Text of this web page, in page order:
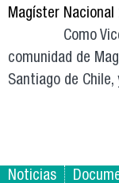
Magíster Nacional
Como
comunidad de
Santiago de
Noticias